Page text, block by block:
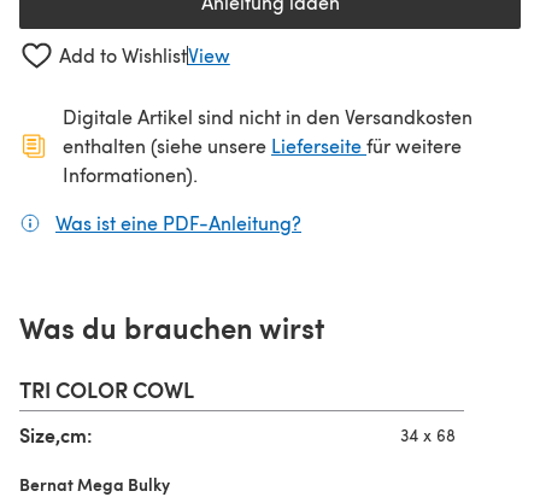
(öffnet sich in einem neuen
Add to WishlistView
Digitale Artikel sind nicht in den Versandkosten
enthalten (siehe unsere Lieferseite(öffnet sich in
für weitere
Informationen).
Was ist eine PDF-Anleitung?
Was du brauchen wirst
TRI COLOR COWL
Size,cm: 34 x 68
Bernat Mega Bulky